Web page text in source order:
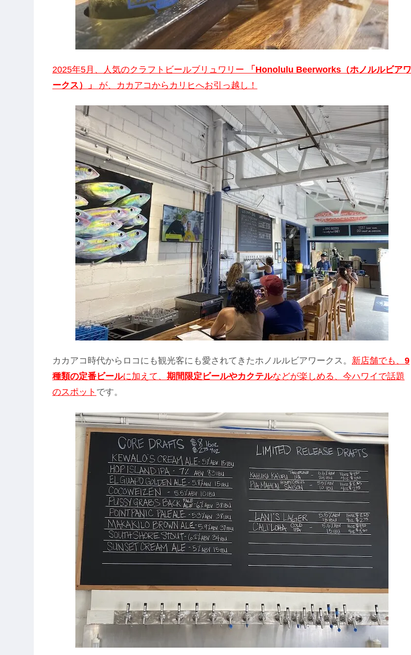
2025年5月、人気のクラフトビールブリュワリー
「Honolulu Beerworks（ホノルルビアワ
ークス）」
が、カカアコからカリヒへお引っ越し！
カカアコ時代からロコにも観光客にも愛されてきたホノルルビアワークス。 新店舗でも、 9
種類の定番ビールに加えて、 期間限定ビールやカクテルなどが楽しめる、今ハワイで話題
のスポット です。